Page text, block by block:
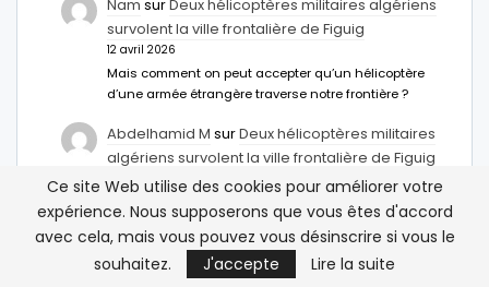
Nam surDeux hélicoptères militaires algériens
survolent la ville frontalière de Figuig
12 avril 2026
Mais comment on peut accepter qu’un hélicoptère
d’une armée étrangère traverse notre frontière ?
Abdelhamid M surDeux hélicoptères militaires
algériens survolent la ville frontalière de Figuig
12 avril 2026
Il faut installer des anti missiles à Figuig c
inacceptable
مصر تمنح تأشيرة مدتها خمس سنوات للمغاربة – نبض
Ce site Web utilise des cookies pour améliorer votre
expérience. Nous supposerons que vous êtes d'accord
avec cela, mais vous pouvez vous désinscrire si vous le
souhaitez.
J'accepte Lire la suite